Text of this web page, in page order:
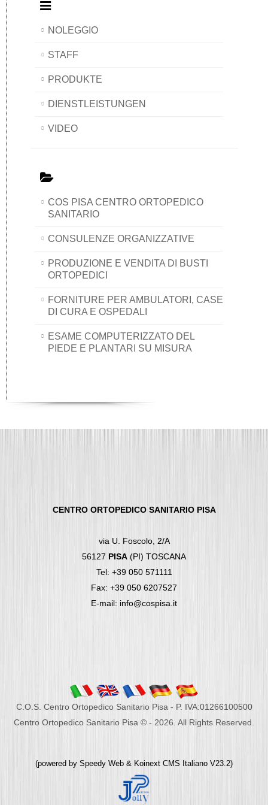
NOLEGGIO
STAFF
PRODUKTE
DIENSTLEISTUNGEN
VIDEO
COS PISA CENTRO ORTOPEDICO
SANITARIO
CONSULENZE ORGANIZZATIVE
PRODUZIONE E VENDITA DI BUSTI
ORTOPEDICI
FORNITURE PER AMBULATORI, CASE
DI CURA E OSPEDALI
ESAME COMPUTERIZZATO DEL
PIEDE E PLANTARI SU MISURA
CENTRO ORTOPEDICO SANITARIO PISA
via U. Foscolo, 2/A
56127 PISA (PI) TOSCANA
Tel: +39 050 571111
Fax: +39 050 6207527
E-mail: info@cospisa.it
C.O.S. Centro Ortopedico Sanitario Pisa - P. IVA:01266100500
Centro Ortopedico Sanitario Pisa © - 2026. All Rights Reserved.
(powered by Speedy Web & Koinext CMS Italiano V23.2)